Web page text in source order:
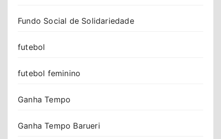
Fundo Social de Solidariedade
futebol
futebol feminino
Ganha Tempo
Ganha Tempo Barueri